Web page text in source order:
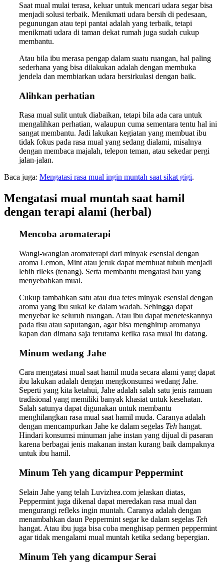
Saat mual mulai terasa, keluar untuk mencari udara segar bisa
menjadi solusi terbaik. Menikmati udara bersih di pedesaan,
pegunungan atau tepi pantai adalah yang terbaik, tetapi
menikmati udara di taman dekat rumah juga sudah cukup
membantu.
Atau bila ibu merasa pengap dalam suatu ruangan, hal paling
sederhana yang bisa dilakukan adalah dengan membuka
jendela dan membiarkan udara bersirkulasi dengan baik.
Alihkan perhatian
Rasa mual sulit untuk diabaikan, tetapi bila ada cara untuk
mengalihkan perhatian, walaupun cuma sementara tentu hal ini
sangat membantu. Jadi lakukan kegiatan yang membuat ibu
tidak fokus pada rasa mual yang sedang dialami, misalnya
dengan membaca majalah, telepon teman, atau sekedar pergi
jalan-jalan.
Baca juga: Mengatasi rasa mual ingin muntah saat sikat gigi.
Mengatasi mual muntah saat hamil
dengan terapi alami (herbal)
Mencoba aromaterapi
Wangi-wangian aromaterapi dari minyak esensial dengan
aroma Lemon, Mint atau jeruk dapat membuat tubuh menjadi
lebih rileks (tenang). Serta membantu mengatasi bau yang
menyebabkan mual.
Cukup tambahkan satu atau dua tetes minyak esensial dengan
aroma yang ibu sukai ke dalam wadah. Sehingga dapat
menyebar ke seluruh ruangan. Atau ibu dapat meneteskannya
pada tisu atau saputangan, agar bisa menghirup aromanya
kapan dan dimana saja terutama ketika rasa mual itu datang.
Minum wedang Jahe
Cara mengatasi mual saat hamil muda secara alami yang dapat
ibu lakukan adalah dengan mengkonsumsi wedang Jahe.
Seperti yang kita ketahui, Jahe adalah salah satu jenis ramuan
tradisional yang memiliki banyak khasiat untuk kesehatan.
Salah satunya dapat digunakan untuk membantu
menghilangkan rasa mual saat hamil muda. Caranya adalah
dengan mencampurkan Jahe ke dalam segelas Teh hangat.
Hindari konsumsi minuman jahe instan yang dijual di pasaran
karena berbagai jenis makanan instan kurang baik dampaknya
untuk ibu hamil.
Minum Teh yang dicampur Peppermint
Selain Jahe yang telah Luvizhea.com jelaskan diatas,
Peppermint juga dikenal dapat meredakan rasa mual dan
mengurangi refleks ingin muntah. Caranya adalah dengan
menambahkan daun Peppermint segar ke dalam segelas Teh
hangat. Atau ibu juga bisa coba menghisap permen peppermint
agar tidak mengalami mual muntah ketika sedang bepergian.
Minum Teh yang dicampur Serai